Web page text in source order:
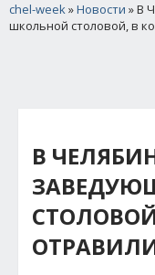
chel-week»Новости » В
школьной столовой, в
В